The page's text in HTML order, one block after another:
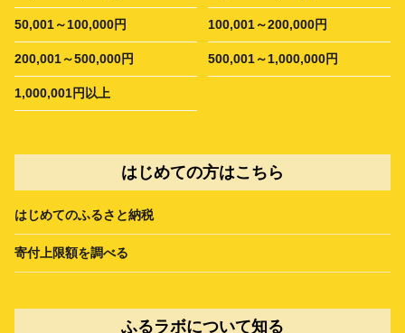
50,001～100,000円 100,001～200,000円
200,001～500,000円 500,001～1,000,000円
1,000,001円以上
はじめての方はこちら
はじめてのふるさと納税
寄付上限額を調べる
ふるラボについて知る